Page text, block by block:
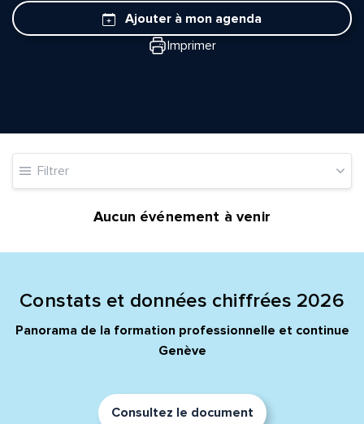
Ajouter à mon agenda
Imprimer
Filtrer
Aucun événement à venir
Constats et données chiffrées 2026
Panorama de la formation professionnelle et continue
Genève
Consultez le document
Prénom et nom*
Quelle est la pertinence de cette page?